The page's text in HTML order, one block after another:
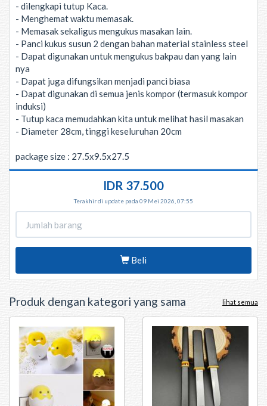
- dilengkapi tutup Kaca.
- Menghemat waktu memasak.
- Memasak sekaligus mengukus masakan lain.
- Panci kukus susun 2 dengan bahan material stainless steel
- Dapat digunakan untuk mengukus bakpau dan yang lain
nya
- Dapat juga difungsikan menjadi panci biasa
- Dapat digunakan di semua jenis kompor (termasuk kompor
induksi)
- Tutup kaca memudahkan kita untuk melihat hasil masakan
- Diameter 28cm, tinggi keseluruhan 20cm
package size : 27.5x9.5x27.5
IDR 37.500
Terakhir di update pada 09 Mei 2026, 07:55
Beli
Produk dengan kategori yang sama lihat semua